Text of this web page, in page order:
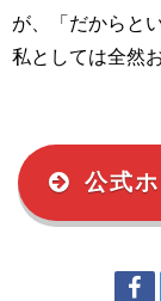
が、「だからと
私としては全然
公式